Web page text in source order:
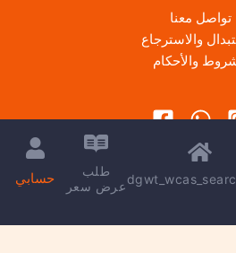
تواصل معنا
والاسترجاع
والأحكام
حسابي
طلب
عرض سعر